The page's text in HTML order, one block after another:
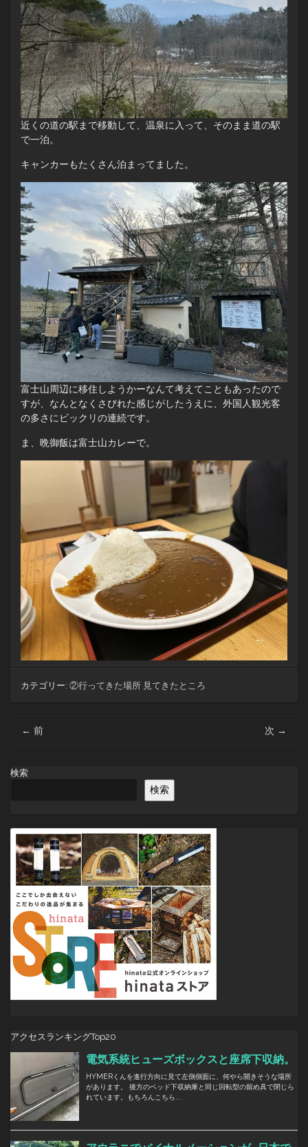
近くの道の駅まで移動して、温泉に入って、そのまま道の駅
で一泊。
キャンカーもたくさん泊まってました。
富士山周辺に移住しようかーなんて考えてこともあったので
すが、なんとなくさびれた感じがしたうえに、外国人観光客
の多さにビックリの連続です。
ま、晩御飯は富士山カレーで。
カテゴリー: ②行ってきた場所 見てきたところ
ビ
ゲ
ン
← 前 次 →
検索
検索
アクセスランキングTop20